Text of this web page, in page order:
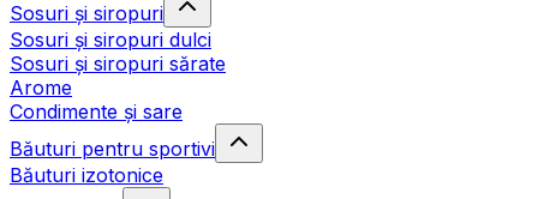
Sosuri și siropuri
Sosuri și siropuri dulci
Sosuri și siropuri sărate
Arome
Condimente și sare
Băuturi pentru sportivi
Băuturi izotonice